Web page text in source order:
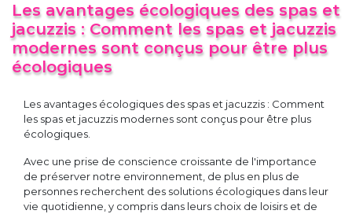
Les avantages écologiques des spas et
jacuzzis : Comment les spas et jacuzzis
modernes sont conçus pour être plus
écologiques
Les avantages écologiques des spas et jacuzzis : Comment
les spas et jacuzzis modernes sont conçus pour être plus
écologiques.
Avec une prise de conscience croissante de l'importance
de préserver notre environnement, de plus en plus de
personnes recherchent des solutions écologiques dans leur
vie quotidienne, y compris dans leurs choix de loisirs et de